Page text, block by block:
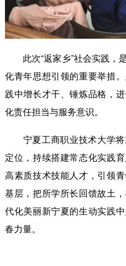
此次“返家乡”社会实践，
化青年思想引领的重要举措
践中增长才干、锤炼品格，
化责任担当与服务意识。
宁夏工商职业技术大学将
定位，持续搭建常态化实践
高素质技术技能人才，引领
基层，把所学所长回馈故土
代化美丽新宁夏的生动实践
春力量。